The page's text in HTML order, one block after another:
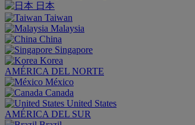
日本
Taiwan
Malaysia
China
Singapore
Korea
AMÉRICA DEL NORTE
México
Canada
United States
AMÉRICA DEL SUR